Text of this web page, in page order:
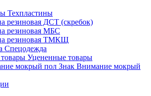
Техпластины
резиновая ДСТ (скребок)
резиновая МБС
резиновая ТМКЩ
Спецодежда
Уцененные товары
Знак Внимание мокрый